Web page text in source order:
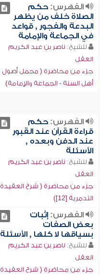
الفهرس:حكم
الصلاة خلف من يظهر
البدعة والفجور , قواعد
في الجماعة والإمامة
للشيخ: ناصر بن عبد الكريم
العقل
جزء من محاضرة ( مجمل أصول
أهل السنة - الجماعة والإمامة)
الفهرس:حكم
قراءة القرآن عند القبور
عند الدفن وبعده ,
الأسئلة
للشيخ: ناصر بن عبد الكريم
العقل
جزء من محاضرة ( شرح العقيدة
التدمرية [12])
الفهرس:إثبات
بعض الصفات
بسياقها لا كلها , الأسئلة
للشيخ: ناصر بن عبد الكريم
العقل
جزء من محاضرة ( شرح العقيدة